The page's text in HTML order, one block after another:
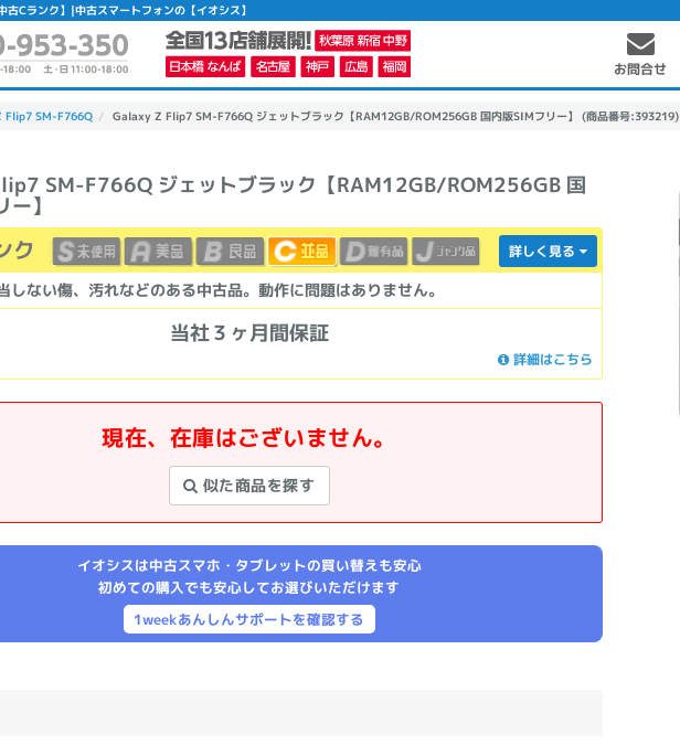
Cランク】|中古スマートフォンの【イオシス】
お問合せ
Flip7 SM-F766Q Galaxy Z Flip7 SM-F766Q ジェットブラック【RAM12GB/ROM256GB 国内版SIMフリー】 (商品番号:393219)
SM-F766Q ジェットブラック【RAM12GB/ROM256GB 国
】
ク
しない傷、汚れなどのある中古品。動作に問題はありません。
詳しく見る
当社３ヶ月間保証
詳細はこちら
現在、在庫はございません。
似た商品を探す
イオシスは中古スマホ・タブレットの買い替えも安心
初めての購入でも安心してお選びいただけます
1weekあんしんサポートを確認する
かんたんパソコン検索に切り替える
カテゴリー
ノートPC デスクPC
VAIO
メーカー
Apple SONY TOSHIBA Panasonic FUJITSU
Asus HP